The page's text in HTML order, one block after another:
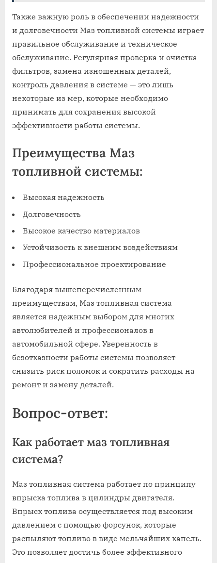
Также важную роль в обеспечении надежности
и долговечности Маз топливной системы играет
правильное обслуживание и техническое
обслуживание. Регулярная проверка и очистка
фильтров, замена изношенных деталей,
контроль давления в системе — это лишь
некоторые из мер, которые необходимо
принимать для сохранения высокой
эффективности работы системы.
Преимущества Маз
топливной системы:
Высокая надежность
Долговечность
Высокое качество материалов
Устойчивость к внешним воздействиям
Профессиональное проектирование
Благодаря вышеперечисленным
преимуществам, Маз топливная система
является надежным выбором для многих
автолюбителей и профессионалов в
автомобильной сфере. Уверенность в
безотказности работы системы позволяет
снизить риск поломок и сократить расходы на
ремонт и замену деталей.
Вопрос-ответ:
Как работает маз топливная
система?
Маз топливная система работает по принципу
впрыска топлива в цилиндры двигателя.
Впрыск топлива осуществляется под высоким
давлением с помощью форсунок, которые
распыляют топливо в виде мельчайших капель.
Это позволяет достичь более эффективного